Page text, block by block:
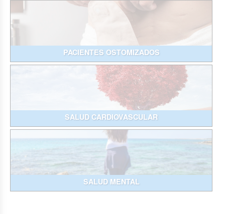
PACIENTES OSTOMIZADOS
SALUD CARDIOVASCULAR
SALUD MENTAL